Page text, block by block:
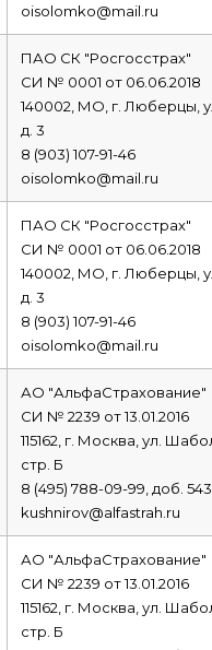
oisolomko@mail.ru
ПАО СК "Росгосстрах"
СИ № 0001 от 06.06.2018
140002, МО, г. Люберцы,
д. 3
8 (903) 107-91-46
oisolomko@mail.ru
ПАО СК "Росгосстрах"
СИ № 0001 от 06.06.2018
140002, МО, г. Люберцы,
д. 3
8 (903) 107-91-46
oisolomko@mail.ru
АО "АльфаСтрахование"
СИ № 2239 от 13.01.2016
115162, г. Москва, ул.
стр. Б
8 (495) 788-09-99, доб.
kushnirov@alfastrah.ru
АО "АльфаСтрахование"
СИ № 2239 от 13.01.2016
115162, г. Москва, ул.
стр. Б